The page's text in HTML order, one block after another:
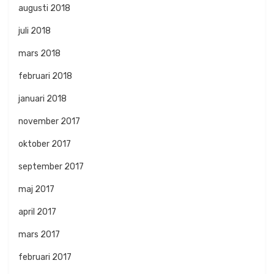
augusti 2018
juli 2018
mars 2018
februari 2018
januari 2018
november 2017
oktober 2017
september 2017
maj 2017
april 2017
mars 2017
februari 2017